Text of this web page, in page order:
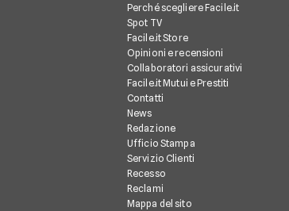
Perché scegliere Facile.it
Spot TV
Facile.it Store
Opinioni e recensioni
Collaboratori assicurativi
Facile.it Mutui e Prestiti
Contatti
News
Redazione
Ufficio Stampa
Servizio Clienti
Recesso
Reclami
Mappa del sito